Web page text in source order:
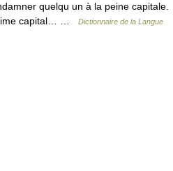
quelqu un à la peine capitale.
capital… …
Dictionnaire de la Langue